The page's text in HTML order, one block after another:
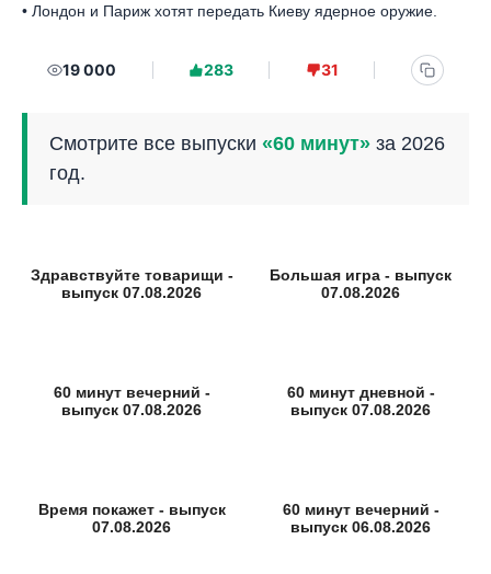
• Лондон и Париж хотят передать Киеву ядерное оружие.
19 000 283 31
Смотрите все выпуски «60 минут» за 2026
год.
Здравствуйте товарищи -
выпуск 07.08.2026
Большая игра - выпуск
07.08.2026
60 минут вечерний -
выпуск 07.08.2026
60 минут дневной -
выпуск 07.08.2026
Время покажет - выпуск
07.08.2026
60 минут вечерний -
выпуск 06.08.2026